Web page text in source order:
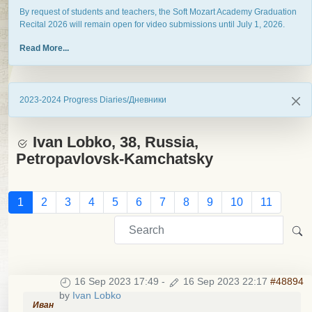
By request of students and teachers, the Soft Mozart Academy Graduation
Recital 2026 will remain open for video submissions until July 1, 2026.
Read More...
2023-2024 Progress Diaries/Дневники
Ivan Lobko, 38, Russia,
Petropavlovsk-Kamchatsky
1 2 3 4 5 6 7 8 9 10 11
16 Sep 2023 17:49 - 16 Sep 2023 22:17 #48894
by Ivan Lobko
Иван